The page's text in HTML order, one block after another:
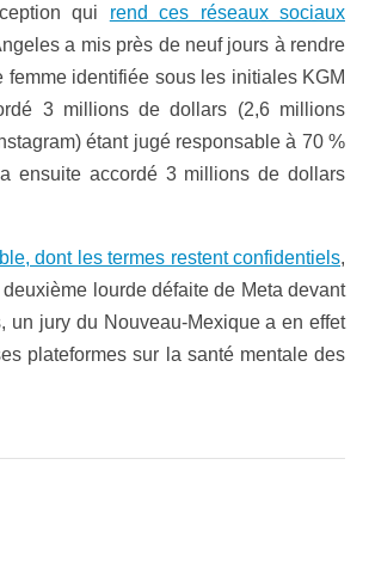
qui rend ces réseaux sociaux
a mis près de neuf jours à rendre
identifiée sous les initiales KGM
3 millions de dollars (2,6 millions
étant jugé responsable à 70 %
ensuite accordé 3 millions de dollars
dont les termes restent confidentiels,
lourde défaite de Meta devant
un jury du Nouveau-Mexique a en effet
plateformes sur la santé mentale des